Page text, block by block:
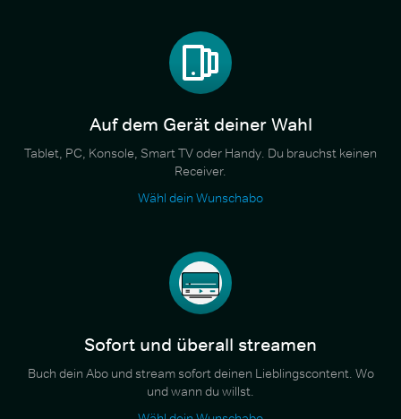
Auf dem Gerät deiner Wahl
Tablet, PC, Konsole, Smart TV oder Handy. Du brauchst keinen
Receiver.
Wähl dein Wunschabo
Sofort und überall streamen
Buch dein Abo und stream sofort deinen Lieblingscontent. Wo
und wann du willst.